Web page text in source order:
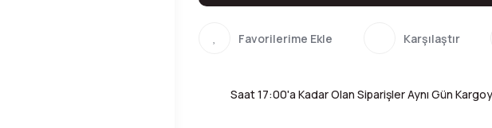
Karşılaştır
Saat 17:00'a Kadar Olan Siparişler Aynı Gün